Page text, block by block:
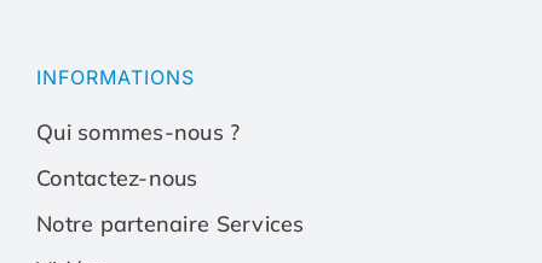
Qui sommes-nous ?
Contactez-nous
Notre partenaire Services
INFORMATIONS
Qui sommes-nous ?
Contactez-nous
Notre partenaire Services